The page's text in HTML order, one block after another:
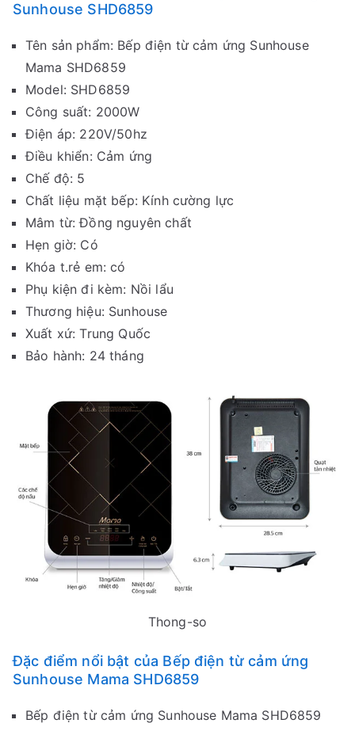
Sunhouse SHD6859
Tên sản phẩm: Bếp điện từ cảm ứng Sunhouse
Mama SHD6859
Model: SHD6859
Công suất: 2000W
Điện áp: 220V/50hz
Điều khiển: Cảm ứng
Chế độ: 5
Chất liệu mặt bếp: Kính cường lực
Mâm từ: Đồng nguyên chất
Hẹn giờ: Có
Khóa t.rẻ em: có
Phụ kiện đi kèm: Nồi lẩu
Thương hiệu: Sunhouse
Xuất xứ: Trung Quốc
Bảo hành: 24 tháng
Thong-so
Đặc điểm nổi bật của Bếp điện từ cảm ứng
Sunhouse Mama SHD6859
Bếp điện từ cảm ứng Sunhouse Mama SHD6859